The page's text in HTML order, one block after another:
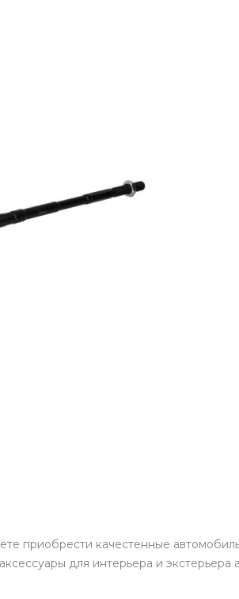
приобрести качестенные
для интерьера и